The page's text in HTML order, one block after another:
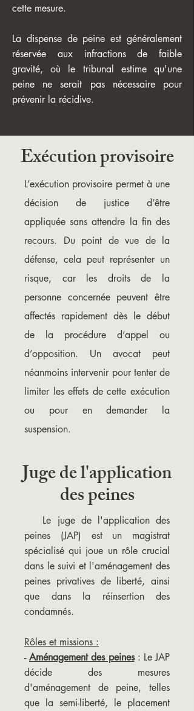
cette mesure.
La dispense de peine est généralement
réservée aux infractions de faible
gravité, où le tribunal estime qu'une
peine ne serait pas nécessaire pour
prévenir la récidive.
Exécution provisoire
L’exécution provisoire permet à une
décision de justice d’être
appliquée sans attendre la fin des
recours. Du point de vue de la
défense, cela peut représenter un
risque, car les droits de la
personne concernée peuvent être
affectés rapidement dès le début
de la procédure d’appel ou
d’opposition. Un avocat peut
néanmoins intervenir pour tenter de
limiter les effets de cette exécution
ou pour en demander la
suspension.
Juge de l'application
des peines
Le juge de l'application des
peines (JAP) est un magistrat
spécialisé qui joue un rôle crucial
dans le suivi et l'aménagement des
peines privatives de liberté, ainsi
que dans la réinsertion des
condamnés.
Rôles et missions :
-Aménagement des peines: Le JAP
décide des mesures
d'aménagement de peine, telles
que la semi-liberté, le placement